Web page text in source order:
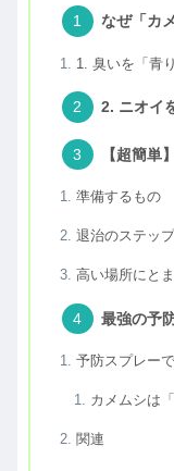
なぜ「カ
1. 臭いを「青
2. ニオイ
【超簡単
準備するもの
退治のステップ
高い場所にと
最強の予
予防スプレー
カメムシは
関連